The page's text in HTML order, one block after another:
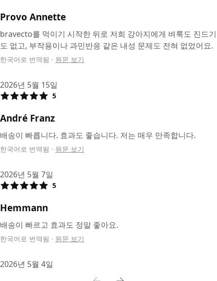
Provo Annette
bravecto를 먹이기 시작한 뒤로 저희 강아지에게 벼룩도 진드기
도 없고, 부작용이나 과민반응 같은 내성 문제도 전혀 없었어요.
한국어로 번역됨 · 원문 보기
2026년 5월 15일
5
André Franz
배송이 빠릅니다. 효과도 좋습니다. 저는 매우 만족합니다.
한국어로 번역됨 · 원문 보기
2026년 5월 7일
5
Hemmann
배송이 빠르고 효과도 정말 좋아요.
한국어로 번역됨 · 원문 보기
2026년 5월 4일